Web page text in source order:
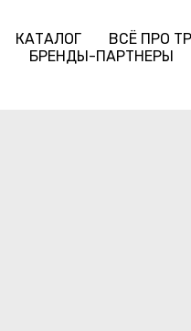
КАТАЛОГ ВСЁ ПРО
БРЕНДЫ-ПАРТНЕРЫ